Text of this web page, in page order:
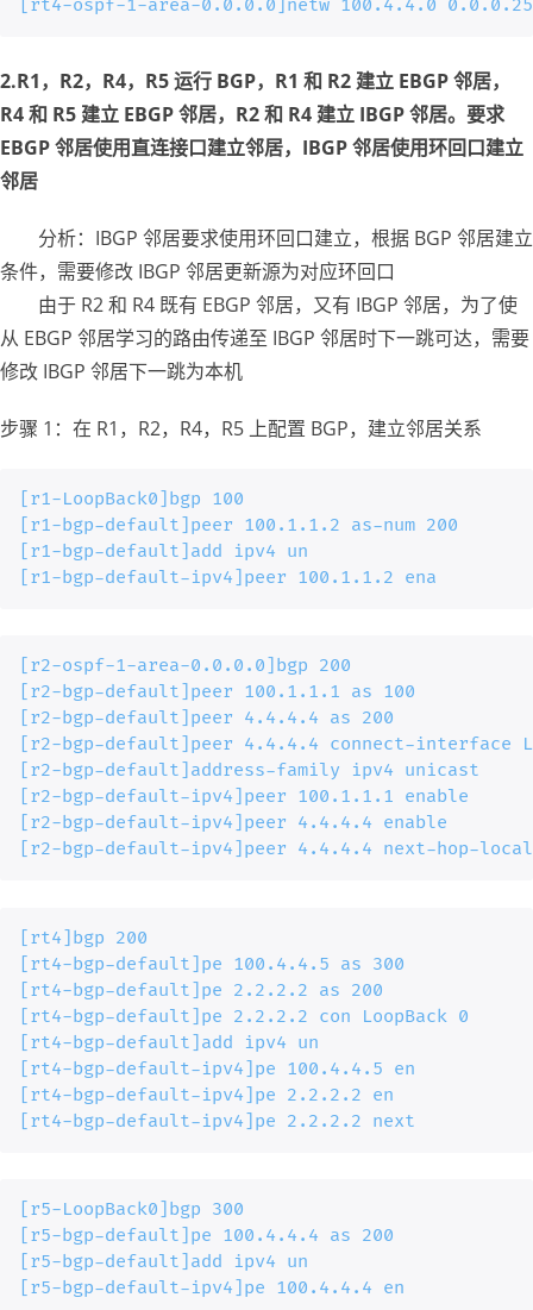
[rt4-ospf-1-area-0.0.0.0]netw 100.4.4.0
2.R1，R2，R4，R5 运行 BGP，R1 和 R2 建立 EBGP 邻居，
R4 和 R5 建立 EBGP 邻居，R2 和 R4 建立 IBGP 邻居。要求
EBGP 邻居使用直连接口建立邻居，IBGP 邻居使用环回口建立
邻居
分析：IBGP 邻居要求使用环回口建立，根据 BGP 邻居建立
条件，需要修改 IBGP 邻居更新源为对应环回口
由于 R2 和 R4 既有 EBGP 邻居，又有 IBGP 邻居，为了使
从 EBGP 邻居学习的路由传递至 IBGP 邻居时下一跳可达，需要
修改 IBGP 邻居下一跳为本机
步骤 1：在 R1，R2，R4，R5 上配置 BGP，建立邻居关系
[r1-LoopBack0]bgp 100
[r1-bgp-default]peer 100.1.1.2 as-num 200
[r1-bgp-default]add ipv4 un
[r1-bgp-default-ipv4]peer 100.1.1.2 ena
[r2-ospf-1-area-0.0.0.0]bgp 200
[r2-bgp-default]peer 100.1.1.1 as 100
[r2-bgp-default]peer 4.4.4.4 as 200
[r2-bgp-default]peer 4.4.4.4 connect-interface
[r2-bgp-default]address-family ipv4 unicast
[r2-bgp-default-ipv4]peer 100.1.1.1 enable
[r2-bgp-default-ipv4]peer 4.4.4.4 enable
[r2-bgp-default-ipv4]peer 4.4.4.4 next-hop-local
[rt4]bgp 200
[rt4-bgp-default]pe 100.4.4.5 as 300
[rt4-bgp-default]pe 2.2.2.2 as 200
[rt4-bgp-default]pe 2.2.2.2 con LoopBack 0
[rt4-bgp-default]add ipv4 un
[rt4-bgp-default-ipv4]pe 100.4.4.5 en
[rt4-bgp-default-ipv4]pe 2.2.2.2 en
[rt4-bgp-default-ipv4]pe 2.2.2.2 next
[r5-LoopBack0]bgp 300
[r5-bgp-default]pe 100.4.4.4 as 200
[r5-bgp-default]add ipv4 un
[r5-bgp-default-ipv4]pe 100.4.4.4 en